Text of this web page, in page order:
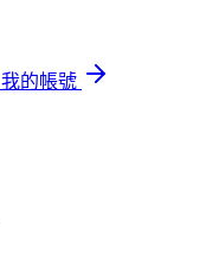
我的帳號